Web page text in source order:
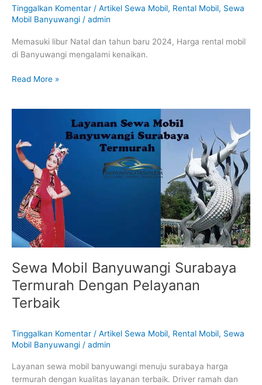
Tinggalkan Komentar / Artikel Sewa Mobil, Rental Mobil, Sewa
Mobil Banyuwangi / admin
Memasuki libur Natal dan tahun baru 2024, Harga rental mobil
di Banyuwangi mengalami kenaikan.
Read More »
Sewa Mobil Banyuwangi Surabaya
Termurah Dengan Pelayanan
Terbaik
Tinggalkan Komentar / Artikel Sewa Mobil, Rental Mobil, Sewa
Mobil Banyuwangi / admin
Layanan sewa mobil banyuwangi menuju surabaya harga
termurah dengan kualitas layanan terbaik. Driver ramah dan
Banyuwangi
Surabaya
Termurah
Dengan
Pelayanan
Terbaik